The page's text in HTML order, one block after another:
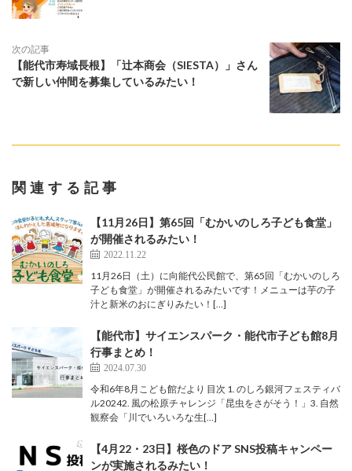
次の記事
【能代市寿域長根】「辻本商会（SIESTA）」さん
で新しい仲間を募集しているみたい！
関連する記事
【11月26日】第65回「むかいのしろ子ども食堂」
が開催されるみたい！
2022.11.22
11月26日（土）に向能代公民館で、第65回「むかいのしろ
子ども食堂」が開催されるみたいです！メニューは芋の子
汁と新米のおにぎりみたい！[…]
【能代市】サイエンスパーク・能代市子ども館8月
行事まとめ！
2024.07.30
令和6年8月こども館だより 目次 1. のしろ銀河フェスティバ
ル20242. 風の松原チャレンジ「昆虫をさがそう！」3. 自然
観察会「川でいろいろな生[…]
【4月22・23日】桜色のドア SNS投稿キャンペー
ンが実施されるみたい！